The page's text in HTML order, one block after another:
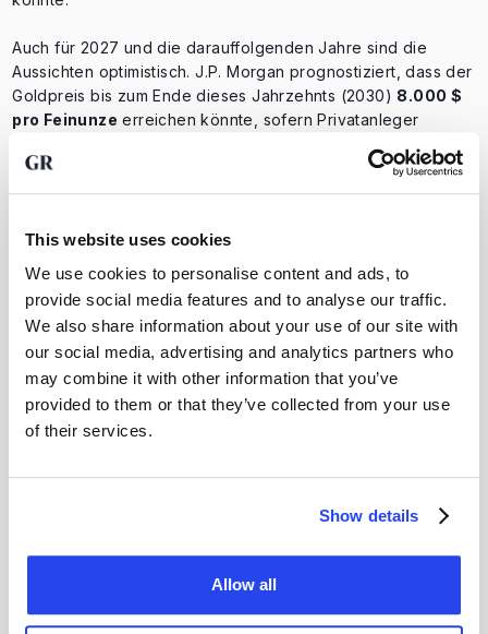
This website uses cookies
We use cookies to personalise content and ads, to
provide social media features and to analyse our traffic.
We also share information about your use of our site with
our social media, advertising and analytics partners who
may combine it with other information that you’ve
provided to them or that they’ve collected from your use
of their services.
Show details
Allow all
Auch für 2027 und die darauffolgenden Jahre sind die
Aussichten optimistisch. J.P. Morgan prognostiziert, dass der
Goldpreis bis zum Ende dieses Jahrzehnts (2030) 8.000 $
pro Feinunze erreichen könnte, sofern Privatanleger
Diese präzise Erwartung des Goldpreises hängt stark von
geopolitischen Spannungen und dem Vertrauen in
Währungen ab, wobei der US-Dollar die wichtigste Währung
bleibt. Alles in allem bleibt Gold eine beliebte Absicherung
gegen finanzielle Unsicherheiten und längerfristige
Inflationsrisiken.